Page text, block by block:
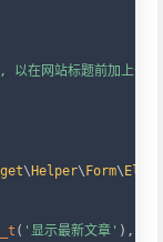
以在网站标题前加上一
\ Helper\ Form\
_t ( '显示最新文章' ) ,